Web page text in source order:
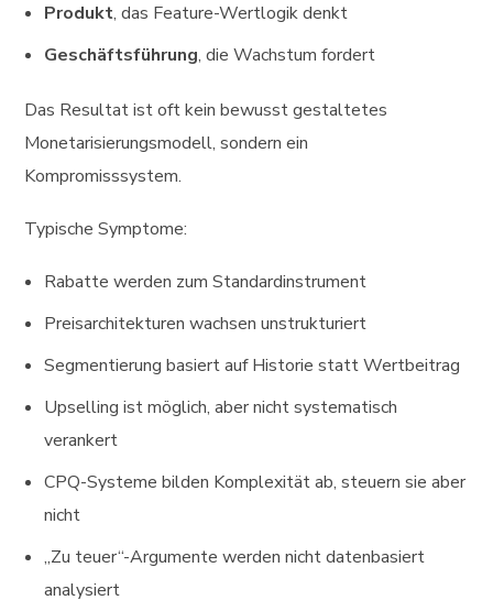
Produkt, das Feature-Wertlogik denkt
Geschäftsführung, die Wachstum fordert
Das Resultat ist oft kein bewusst gestaltetes
Monetarisierungsmodell, sondern ein
Kompromisssystem.
Typische Symptome:
Rabatte werden zum Standardinstrument
Preisarchitekturen wachsen unstrukturiert
Segmentierung basiert auf Historie statt Wertbeitrag
Upselling ist möglich, aber nicht systematisch
verankert
CPQ-Systeme bilden Komplexität ab, steuern sie aber
nicht
„Zu teuer“-Argumente werden nicht datenbasiert
analysiert